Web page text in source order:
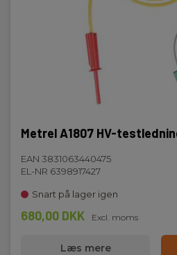
Metrel A1807 HV-
EAN 3831063440475
EL-NR 6398917427
Snart på lager igen
680,00 DKK Excl. moms
Læs mere